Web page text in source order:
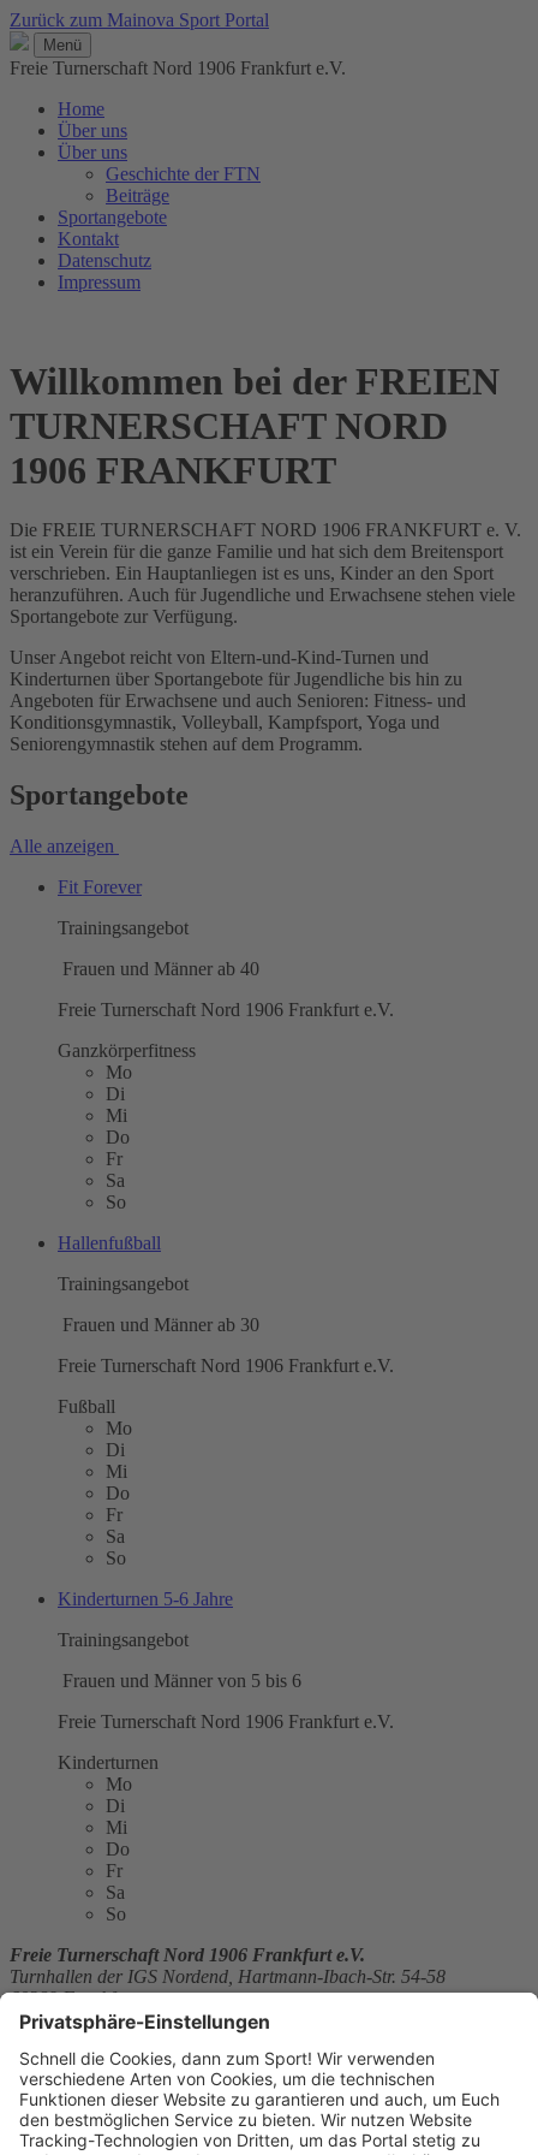
Zurück zum Mainova Sport Portal
Menü
Freie Turnerschaft Nord 1906 Frankfurt e.V.
Home
Über uns
Über uns
Geschichte der FTN
Beiträge
Sportangebote
Kontakt
Datenschutz
Impressum
Willkommen bei der FREIEN
TURNERSCHAFT NORD
1906 FRANKFURT
Die FREIE TURNERSCHAFT NORD 1906 FRANKFURT e. V.
ist ein Verein für die ganze Familie und hat sich dem Breitensport
verschrieben. Ein Hauptanliegen ist es uns, Kinder an den Sport
heranzuführen. Auch für Jugendliche und Erwachsene stehen viele
Sportangebote zur Verfügung.
Unser Angebot reicht von Eltern-und-Kind-Turnen und
Kinderturnen über Sportangebote für Jugendliche bis hin zu
Angeboten für Erwachsene und auch Senioren: Fitness- und
Konditionsgymnastik, Volleyball, Kampfsport, Yoga und
Seniorengymnastik stehen auf dem Programm.
Sportangebote
Alle anzeigen
Fit Forever
Trainingsangebot
Frauen und Männer ab 40
Freie Turnerschaft Nord 1906 Frankfurt e.V.
Ganzkörperfitness
Mo
Di
Mi
Do
Fr
Sa
So
Hallenfußball
Trainingsangebot
Frauen und Männer ab 30
Freie Turnerschaft Nord 1906 Frankfurt e.V.
Fußball
Mo
Di
Mi
Do
Fr
Sa
So
Kinderturnen 5-6 Jahre
Trainingsangebot
Frauen und Männer von 5 bis 6
Freie Turnerschaft Nord 1906 Frankfurt e.V.
Kinderturnen
Mo
Di
Mi
Do
Fr
Sa
So
Freie Turnerschaft Nord 1906 Frankfurt e.V.
Turnhallen der IGS Nordend, Hartmann-Ibach-Str. 54-58
60389 Frankfurt
h-j.orth@arcor.de
Website: http://www.ftn-1906.de
Sitemap